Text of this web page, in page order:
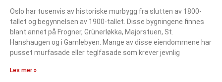
Oslo har tusenvis av historiske murbygg fra slutten av 1800-
tallet og begynnelsen av 1900-tallet. Disse bygningene finnes
blant annet på Frogner, Grünerløkka, Majorstuen, St.
Hanshaugen og i Gamlebyen. Mange av disse eiendommene har
pusset murfasade eller teglfasade som krever jevnlig
Les mer »